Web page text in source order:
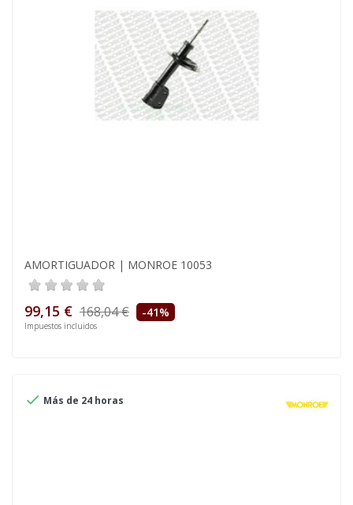
AMORTIGUADOR | MONROE 10053
99,15 € 168,04 € -41%
Impuestos incluidos
 Más de 24 horas